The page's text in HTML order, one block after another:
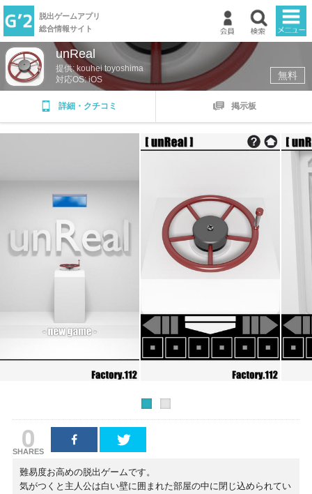
脱出ゲームアプリ
総合情報サイト
TOP
ランキング
マイページ
unReal
提供: kouhei toyoshima
対応OS: iOS
無料
詳細・クチコミ 掲示板
0
SHARES
難易度お高めの脱出ゲームです。
気がつくと主人公は白い壁に囲まれた部屋の中に閉じ込められてい